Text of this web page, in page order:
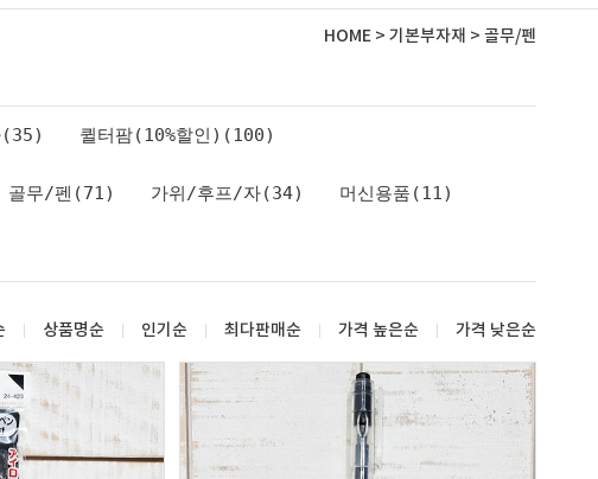
HOME > 기본부자재 > 골무/펜
(35) 퀼터팜(10%할인)(100)
골무/펜(71) 가위/후프/자(34) 머신용품(11)
상품명순 인기순 최다판매순 가격 높은순 가격 낮은순